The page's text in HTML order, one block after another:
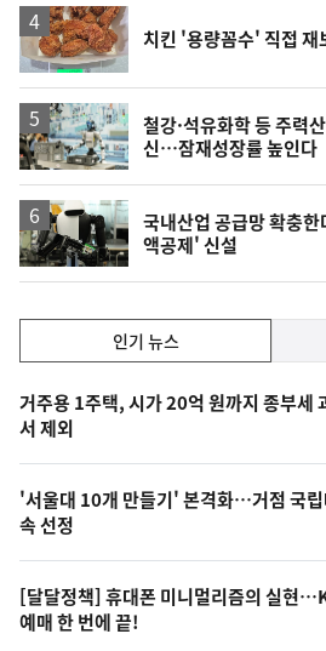
치킨 '용량꼼수' 직접 재
철강·석유화학 등 주력
신…잠재성장률 높인다
국내산업 공급망 확충
액공제' 신설
기,
최
신,
오
늘
의
영
상
인기 뉴스
기
뉴
스
거주용 1주택, 시가 20억 원까지 종부세
서 제외
'서울대 10개 만들기' 본격화…거점 국립
속 선정
[달달정책] 휴대폰 미니멀리즘의 실현
예매 한 번에 끝!